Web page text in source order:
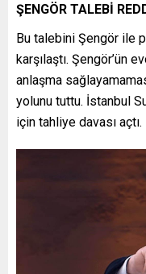
ŞENGÖR TALEBİ
Bu talebini Şengör ile
karşılaştı. Şengör’ün
anlaşma
yolunu tuttu. İstanbul
için tahliye davası açtı.